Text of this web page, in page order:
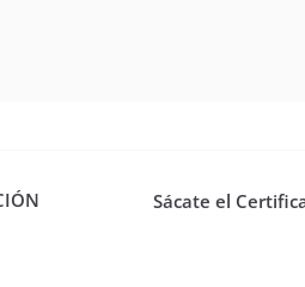
Sácate el